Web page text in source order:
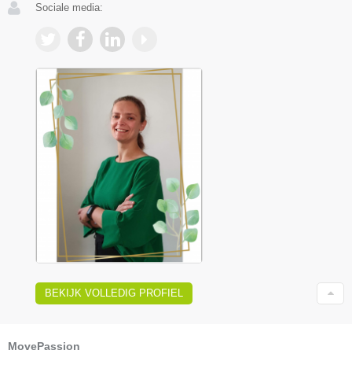
Sociale media:
BEKIJK VOLLEDIG PROFIEL
MovePassion